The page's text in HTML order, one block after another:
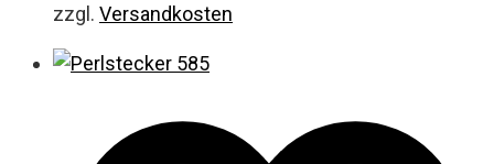
zzgl. Versandkosten